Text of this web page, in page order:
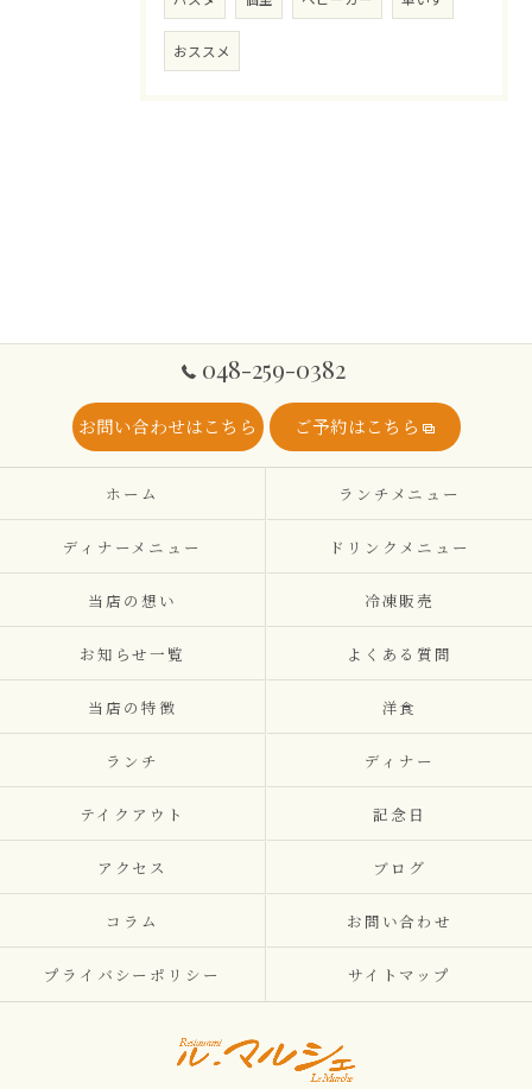
おススメ
048-259-0382
お問い合わせはこちら ご予約はこちら
ホーム ランチメニュー
ディナーメニュー ドリンクメニュー
当店の想い 冷凍販売
お知らせ一覧 よくある質問
当店の特徴 洋食
ランチ ディナー
テイクアウト 記念日
アクセス ブログ
コラム お問い合わせ
プライバシーポリシー サイトマップ